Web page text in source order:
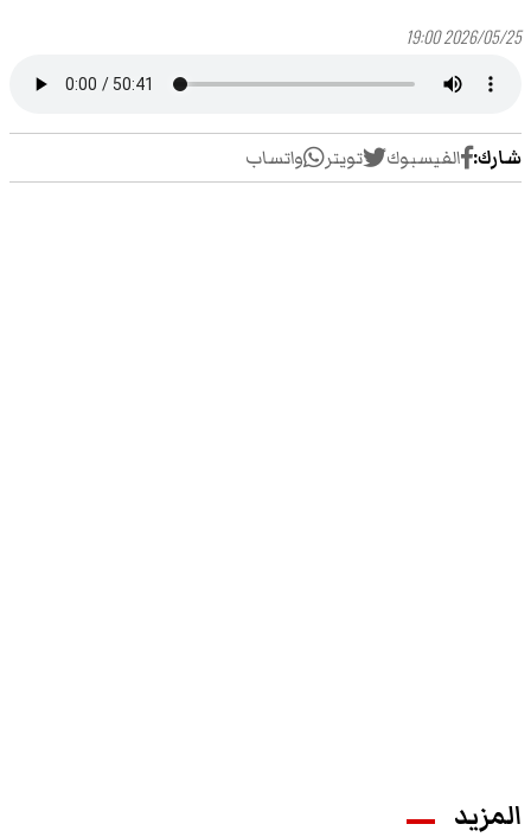
2026/05/25 19:00
شارك: الفيسبوك تويتر واتساب
المزيد